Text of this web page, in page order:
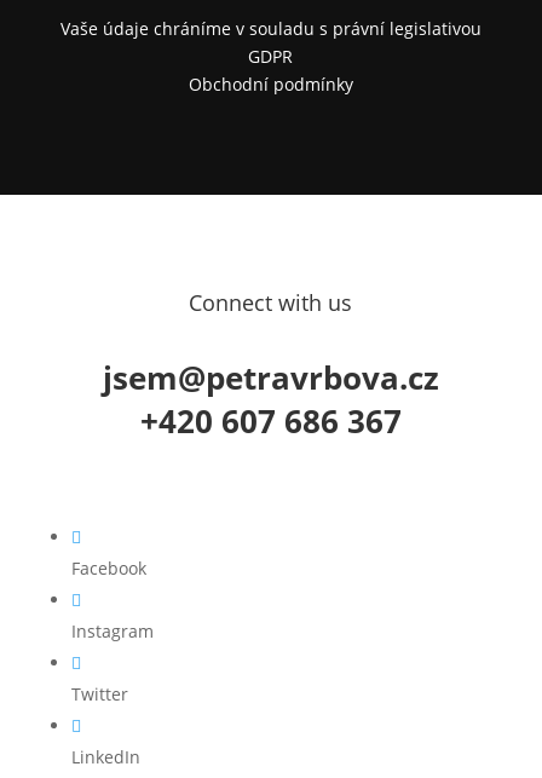
Vaše údaje chráníme v souladu s právní legislativou
GDPR
Obchodní podmínky
Connect with us
jsem@petravrbova.cz
+420 607 686 367

Facebook

Instagram

Twitter

LinkedIn